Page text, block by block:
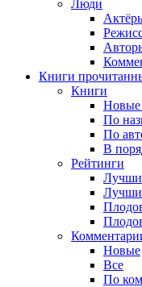
Люди
Книги
Книги
Новые
По
По
В
Рейтинги
Новые
Все
По